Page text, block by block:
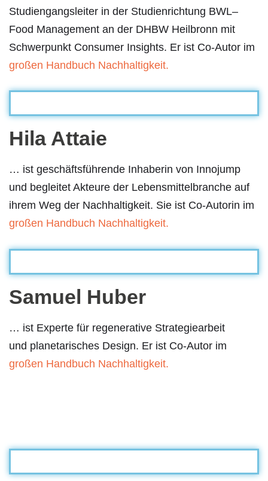
Studiengangsleiter in der Studienrichtung BWL–
Food Management an der DHBW Heilbronn mit
Schwerpunkt Consumer Insights. Er ist Co-Autor im
großen Handbuch Nachhaltigkeit.
Hila Attaie
… ist geschäftsführende Inhaberin von Innojump
und begleitet Akteure der Lebensmittelbranche auf
ihrem Weg der Nachhaltigkeit. Sie ist Co-Autorin im
großen Handbuch Nachhaltigkeit.
Samuel Huber
… ist Experte für regenerative Strategiearbeit
und planetarisches Design. Er ist Co-Autor im
großen Handbuch Nachhaltigkeit.